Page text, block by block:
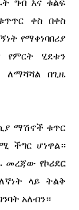
ግብ እና ቁልፍ
ቀስ በቀስ
የማቀነባበሪያ
ሂደቱን
ለማሻሻል በጊዜ
ማሽኖች ቁጥር
ችግር ሆነዋል።
መረጃውየኮሪደር
ላይ ትልቅ
አለብን።